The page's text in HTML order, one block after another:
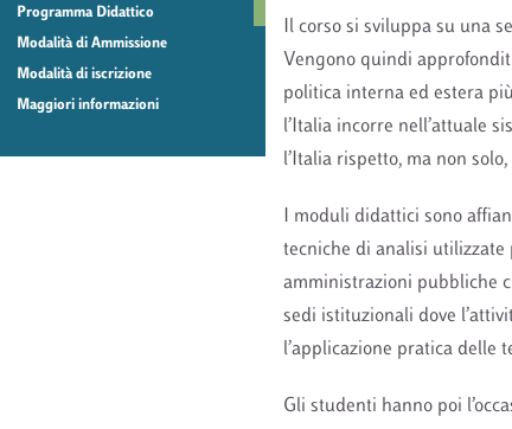
Il corso si sviluppa su una
Vengono quindi
politica interna ed estera
l’Italia incorre nell’attuale
l’Italia rispetto, ma non
I moduli didattici sono
tecniche di analisi utilizzate
amministrazioni pubbliche
sedi istituzionali dove
l’applicazione pratica delle
Gli studenti hanno poi
Programma Didattico
Modalità di Ammissione
Modalità di iscrizione
Maggiori informazioni